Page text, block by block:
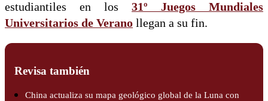
estudiantiles en los 31º Juegos Mundiales
Universitarios de Verano llegan a su fin.
Revisa también
China actualiza su mapa geológico global de la Luna con